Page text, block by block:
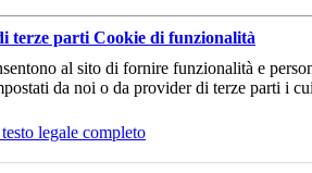
terze parti Cookie di funzionalità
al sito di fornire funzionalità e
da noi o da provider di terze parti i
legale completo